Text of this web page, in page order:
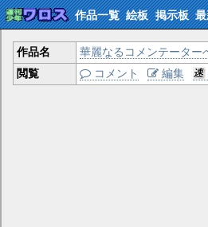
作品一覧 絵板 掲示板
作品名 華麗なるコメンテーター
閲覧
コメント 編集